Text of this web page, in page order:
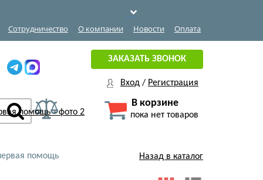
Сотрудничество О компании Новости Оплата
ЗАКАЗАТЬ ЗВОНОК
Вход / Регистрация
В корзине
пока нет товаров
помощь Назад в каталог